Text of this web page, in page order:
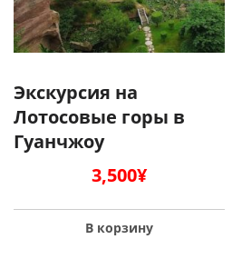
Экскурсия на
Лотосовые горы в
Гуанчжоу
3,500¥
В корзину